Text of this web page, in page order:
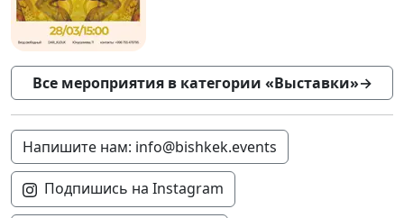
Все мероприятия в категории «Выставки»→
Напишите нам: info@bishkek.events
Подпишись на Instagram